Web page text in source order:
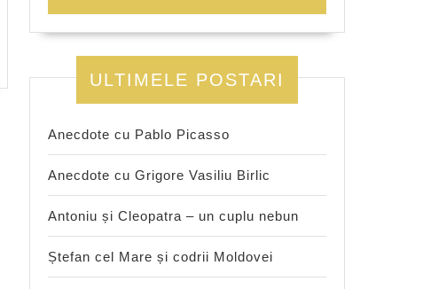
ULTIMELE POSTARI
Anecdote cu Pablo Picasso
Anecdote cu Grigore Vasiliu Birlic
Antoniu și Cleopatra – un cuplu nebun
Ștefan cel Mare și codrii Moldovei